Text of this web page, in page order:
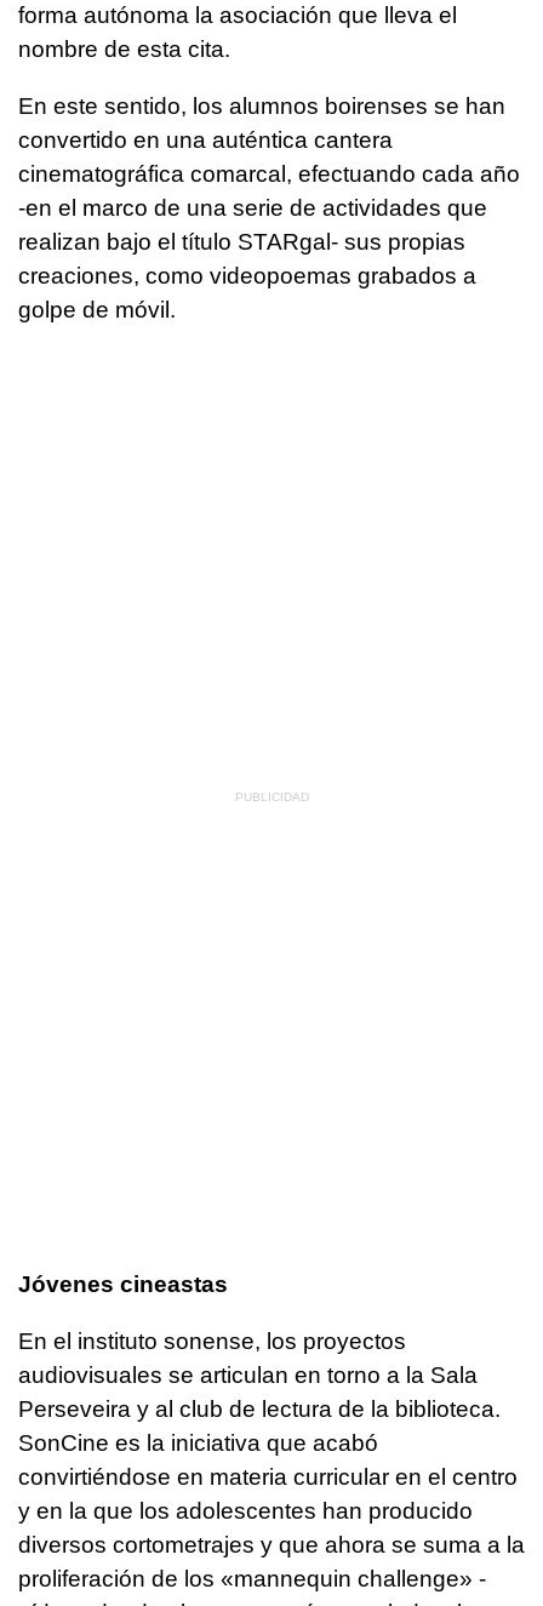
forma autónoma la asociación que lleva el
nombre de esta cita.
En este sentido, los alumnos boirenses se han
convertido en una auténtica cantera
cinematográfica comarcal, efectuando cada año
-en el marco de una serie de actividades que
realizan bajo el título STARgal- sus propias
creaciones, como videopoemas grabados a
golpe de móvil.
Jóvenes cineastas
En el instituto sonense, los proyectos
audiovisuales se articulan en torno a la Sala
Perseveira y al club de lectura de la biblioteca.
SonCine es la iniciativa que acabó
convirtiéndose en materia curricular en el centro
y en la que los adolescentes han producido
diversos cortometrajes y que ahora se suma a la
proliferación de los «mannequin challenge» -